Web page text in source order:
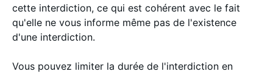
cette interdiction, ce qui est cohérent avec le fait
qu'elle ne vous informe même pas de l'existence
d'une interdiction.
Vous pouvez limiter la durée de l'interdiction en